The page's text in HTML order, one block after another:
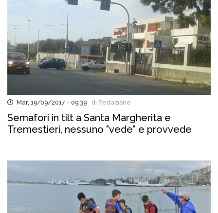
Mar, 19/09/2017 - 09:39 di Redazione
Semafori in tilt a Santa Margherita e
Tremestieri, nessuno "vede" e provvede